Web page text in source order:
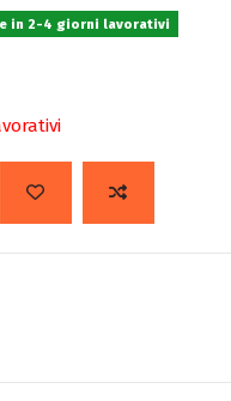
in 2-4 giorni lavorativi